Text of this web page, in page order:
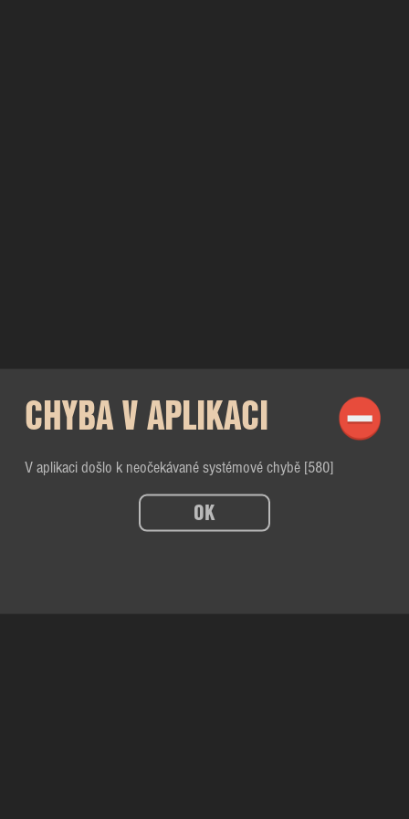
CHYBA V APLIKACI
V aplikaci došlo k neočekávané systémové chybě [580]
OK